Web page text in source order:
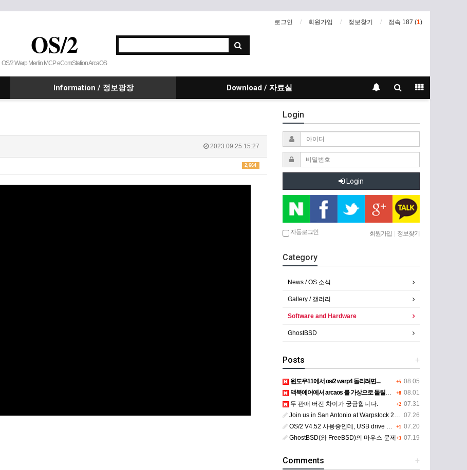
로그인 회원가입 정보찾기 접속 187 (1)
OS/2
OS/2 Warp Merlin MCP eComStation ArcaOS
Information / 정보광장 Download / 자료실
2023.09.25 15:27
2,664
Login
Login
자동로그인 회원가입 | 정보찾기
Category
News / OS 소식
Gallery / 갤러리
Software and Hardware
GhostBSD
+
Posts
+5 08.05
윈도우11에서 os/2 warp4 돌리려면....
+8 08.01
맥북에어에서 arcaos 를 가상으로 돌릴려면 어떻게 해야 하는 지요?
+2 07.31
두 판매 버전 차이가 궁금합니다.
07.26
Join us in San Antonio at Warpstock 2026
+1 07.20
OS/2 V4.52 사용중인데, USB drive 사용 가능한지요?
+3 07.19
GhostBSD(와 FreeBSD)의 마우스 문제
+
Comments